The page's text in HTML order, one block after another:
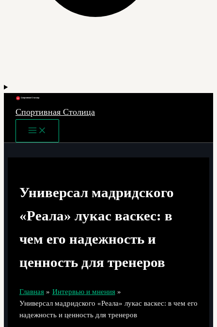
Спортивная Столица
Main
Menu
Универсал мадридского
«Реала» лукас васкес: в
чем его надежность и
ценность для тренеров
Главная
Интервью и мнения
Универсал мадридского «Реала» лукас васкес: в чем его
надежность и ценность для тренеров